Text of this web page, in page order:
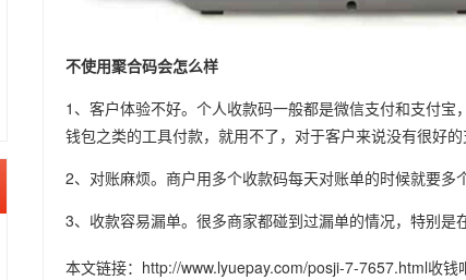
不使用聚合码会怎么样
1、客户体验不好。个人收款码一般都是微信支付和支付
钱包之类的工具付款，就用不了，对于客户来说没有很好的
2、对账麻烦。商户用多个收款码每天对账单的时候就要多
3、收款容易漏单。很多商家都碰到过漏单的情况，特别是
本文链接： http://www.lyuepay.com/posji-7-7657.html收钱